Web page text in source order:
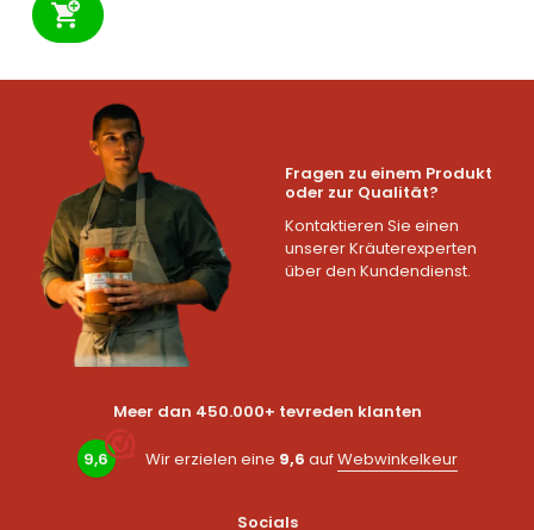
Fragen zu einem Produkt
oder zur Qualität?
Kontaktieren Sie einen
unserer Kräuterexperten
über den Kundendienst.
Meer dan 450.000+ tevreden klanten
9,6 Wir erzielen eine 9,6 aufWebwinkelkeur
Socials